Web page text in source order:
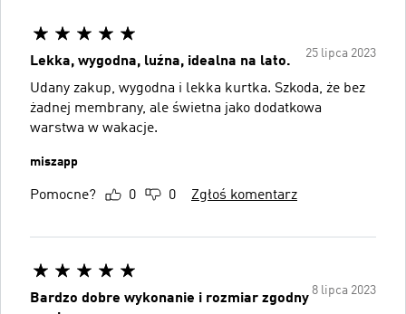
25 lipca 2023
Lekka, wygodna, luźna, idealna na lato.
Udany zakup, wygodna i lekka kurtka. Szkoda, że bez
żadnej membrany, ale świetna jako dodatkowa
warstwa w wakacje.
miszapp
Pomocne? 0 0 Zgłoś komentarz
8 lipca 2023
Bardzo dobre wykonanie i rozmiar zgodny